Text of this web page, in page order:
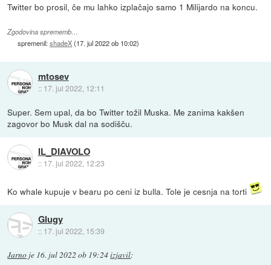
Twitter bo prosil, če mu lahko izplačajo samo 1 Milijardo na koncu.
Zgodovina sprememb…
spremenil:shadeX(17. jul 2022 ob 10:02)
mtosev
:: 17. jul 2022, 12:11
Super. Sem upal, da bo Twitter tožil Muska. Me zanima kakšen
zagovor bo Musk dal na sodišču.
IL_DIAVOLO
:: 17. jul 2022, 12:23
Ko whale kupuje v bearu po ceni iz bulla. Tole je cesnja na torti
Glugy
:: 17. jul 2022, 15:39
Jarno je 16. jul 2022 ob 19:24izjavil: